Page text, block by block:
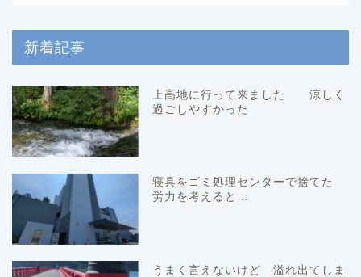
新着記事
上高地に行って来ました 涼しく
過ごしやすかった
寝具をゴミ処理センターで捨てた
労力を考えると…
うまく言えないけど 溢れ出てしま